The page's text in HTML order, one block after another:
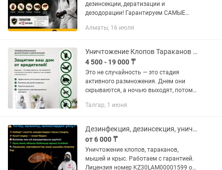
дезинсекции, дератизации и
дезодорации! Гарантируем САМЫЕ
МЫ РАБОТАЕМ НА РЕЗУЛЬТАТ! Строго
для...
Алматы, 16 июля
Уничтожение Клопов Тараканов Вредителей Дезинфекция
4 500 - 19 000 ₸
Это не случайность — это стадия
активного размножения. Днем они
скрываются, а ночью выходят, потому
значит проблема давно вышла за
Талгар, 1 июня
Дезинфекция, дезинсекция, уничтожение тараканов, клопов
от 6 000 ₸
Уничтожение клопов, тараканов,
мышей и крыс. Работаем с гарантией.
Лицензия номер KZ30LAM00001599 от